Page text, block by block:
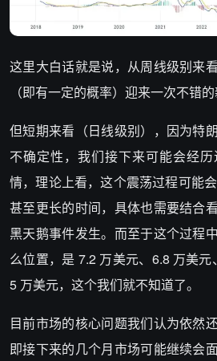
这里大白话就是说，从周线级别来
（即有一定的概率）迎来一次不错的
但短期来看（日线级别），因为特
不确定性，我们接下来可能会经
情，理论上看，这个震荡过程可能
甚至更长的时间，具体也需要结合
黑天鹅事件发生。而至于这个过程
么位置，是 7.2 万美元、6.8 万美
5 万美元，这个我们就不知道了。
目前市场的核心问题我们认为依然
即接下来的几个月市场可能继续会